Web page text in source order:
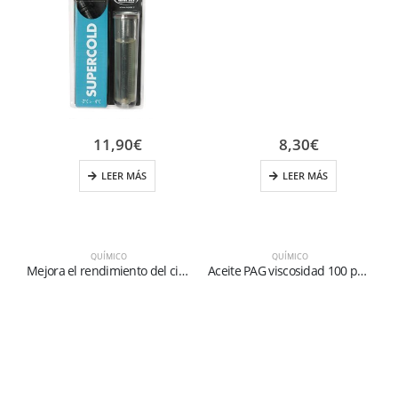
QUÍMICO
Mejora el rendimiento del circuito
11,90€
LEER MÁS
QUÍMICO
Aceite PAG viscosidad 100 para R134a
8,30€
LEER MÁS